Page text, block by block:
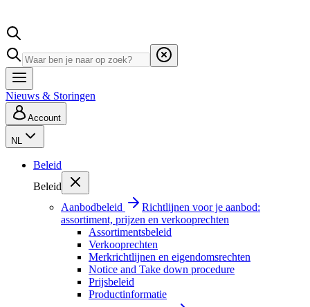
Nieuws & Storingen
Account
NL
Beleid
Beleid
Aanbodbeleid
Richtlijnen voor je aanbod:
assortiment, prijzen en verkooprechten
Assortimentsbeleid
Verkooprechten
Merkrichtlijnen en eigendomsrechten
Notice and Take down procedure
Prijsbeleid
Productinformatie